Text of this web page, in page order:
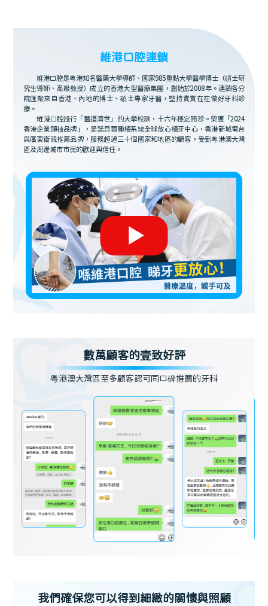
維港口腔連鎖
維港口腔是粵港知名醫藥大學導師、國家985重點大學醫學博士（碩士研
究生導師、高級教授）成立的香港大型醫療集團，創始於2008年。連鎖各分
院匯聚來自香港、內地的博士、碩士專家牙醫，堅持實實在在做好牙科診
療。
維港口腔踐行「醫道濟世」的大學校訓，十六年穩定開診。榮獲「2024
香港企業領袖品牌」，是諾貝爾種植系統全球放心植牙中心，香港新城電台
與廣東衛視推薦品牌，服務超過三十個國家和地區的顧客，受到粵港澳大灣
區及周邊城市市民的歡迎與信任。
數萬顧客的壹致好評
粵港澳大灣區至多顧客認可同口碑推薦的牙科
我們確保您可以得到細緻的關懷與照顧